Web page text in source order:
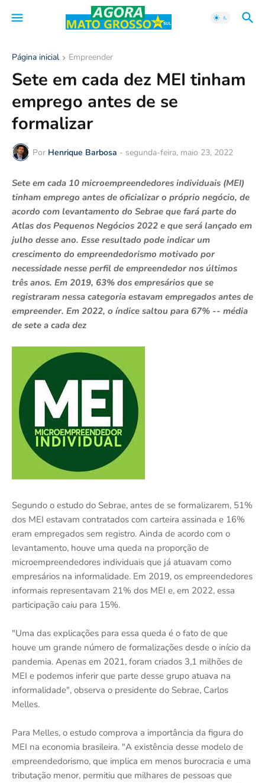
Página inicial Empreender
Sete em cada dez MEI tinham
emprego antes de se
formalizar
Por Henrique Barbosa - segunda-feira, maio 23, 2022
Sete em cada 10 microempreendedores individuais (MEI)
tinham emprego antes de oficializar o próprio negócio, de
acordo com levantamento do Sebrae que fará parte do
Atlas dos Pequenos Negócios 2022 e que será lançado em
julho desse ano. Esse resultado pode indicar um
crescimento do empreendedorismo motivado por
necessidade nesse perfil de empreendedor nos últimos
três anos. Em 2019, 63% dos empresários que se
registraram nessa categoria estavam empregados antes de
empreender. Em 2022, o índice saltou para 67% -- média
de sete a cada dez
Segundo o estudo do Sebrae, antes de se formalizarem, 51%
dos MEI estavam contratados com carteira assinada e 16%
eram empregados sem registro. Ainda de acordo com o
levantamento, houve uma queda na proporção de
microempreendedores individuais que já atuavam como
empresários na informalidade. Em 2019, os empreendedores
informais representavam 21% dos MEI e, em 2022, essa
participação caiu para 15%.
"Uma das explicações para essa queda é o fato de que
houve um grande número de formalizações desde o início da
pandemia. Apenas em 2021, foram criados 3,1 milhões de
MEI e podemos inferir que parte desse grupo atuava na
informalidade", observa o presidente do Sebrae, Carlos
Melles.
Para Melles, o estudo comprova a importância da figura do
MEI na economia brasileira. "A existência desse modelo de
empreendedorismo, que implica em menos burocracia e uma
tributação menor, permitiu que milhares de pessoas que